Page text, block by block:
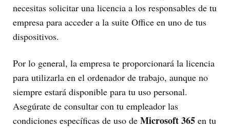
necesitas solicitar una licencia a los responsables de tu
empresa para acceder a la suite Office en uno de tus
dispositivos.
Por lo general, la empresa te proporcionará la licencia
para utilizarla en el ordenador de trabajo, aunque no
siempre estará disponible para tu uso personal.
Asegúrate de consultar con tu empleador las
condiciones específicas de uso de Microsoft 365 en tu